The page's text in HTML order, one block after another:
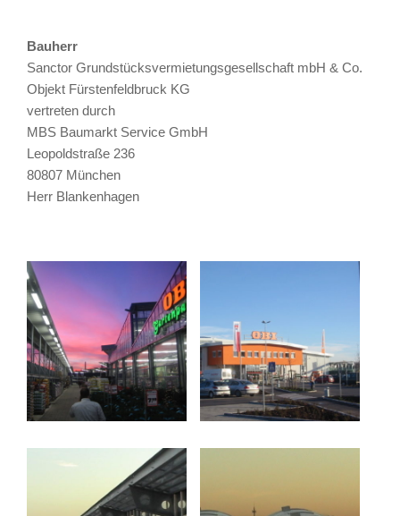
Bauherr
Sanctor Grundstücksvermietungsgesellschaft mbH & Co.
Objekt Fürstenfeldbruck KG
vertreten durch
MBS Baumarkt Service GmbH
Leopoldstraße 236
80807 München
Herr Blankenhagen